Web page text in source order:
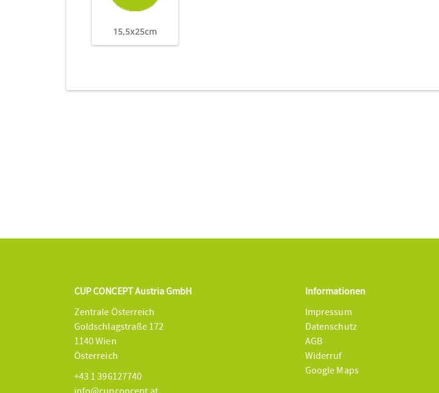
15,5x25cm
CUP CONCEPT Austria GmbH
Zentrale Österreich
Goldschlagstraße 172
1140 Wien
Österreich
+43 1 396127740
info@cupconcept.at
Informationen
Impressum
Datenschutz
AGB
Widerruf
Google Maps